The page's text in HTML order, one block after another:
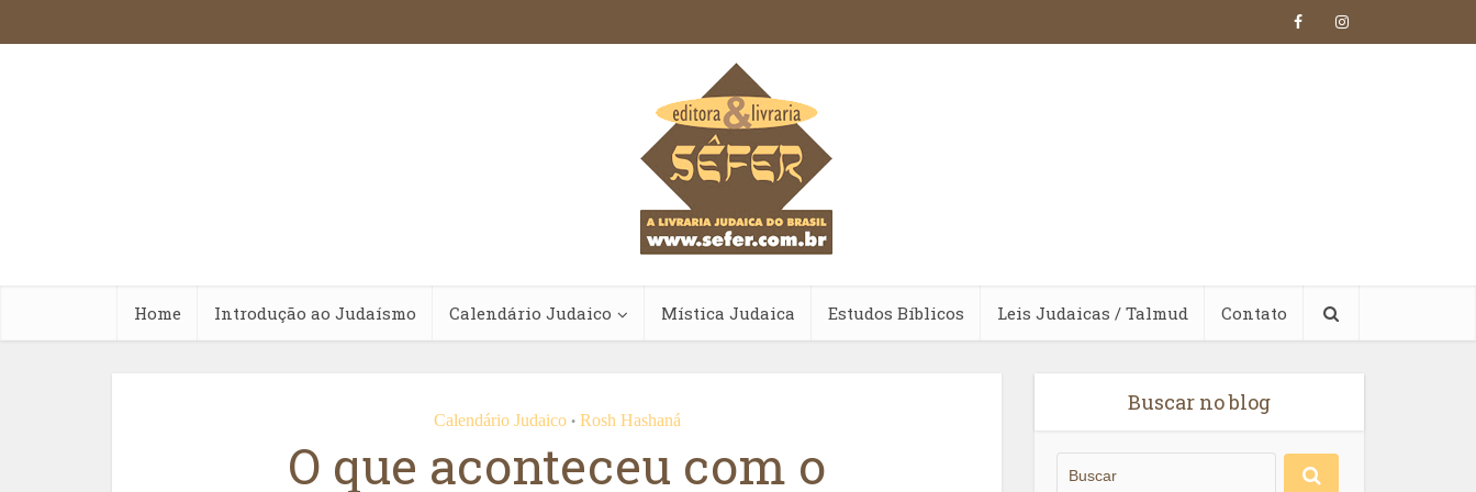
Home Introdução ao Judaísmo Calendário Judaico Mística Judaica Estudos Bíblicos Leis Judaicas / Talmud Contato
Calendário Judaico • Rosh Hashaná
O que aconteceu com o
Buscar no blog